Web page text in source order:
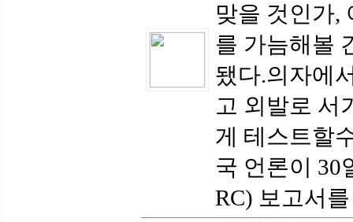
맞을 것인가,
를 가늠해볼
됐다.의자에
고 외발로 서
게 테스트할
국 언론이 30
RC) 보고서